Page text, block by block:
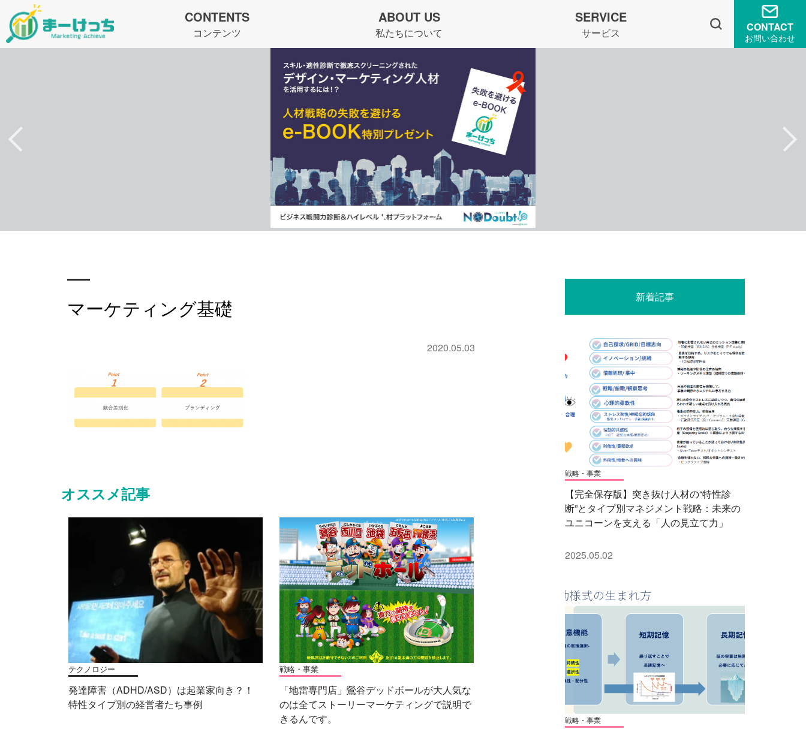
CONTENTS
コンテンツ
ABOUT US
私たちについて
SERVICE
サービス CONTACT
お問い合わせ
マーケティング基礎
2020.05.03
オススメ記事
テクノロジー
発達障害（ADHD/ASD）は起業家向き？！
特性タイプ別の経営者たち事例
戦略・事業
「地雷専門店」鶯谷デッドボールが大人気な
のは全てストーリーマーケティングで説明で
きるんです。
新着記事
戦略・事業
【完全保存版】突き抜け人材の“特性診
断”とタイプ別マネジメント戦略：未来の
ユニコーンを支える「人の見立て力」
2025.05.02
戦略・事業